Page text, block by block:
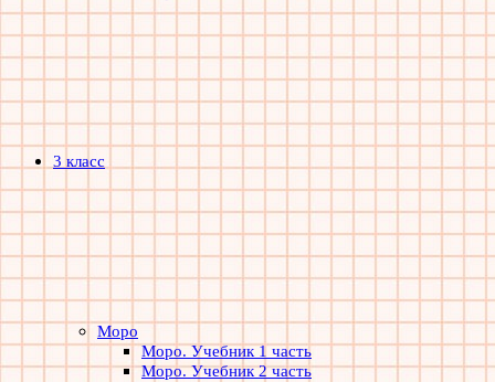
3 класс
Моро
Моро. Учебник 1 часть
Моро. Учебник 2 часть